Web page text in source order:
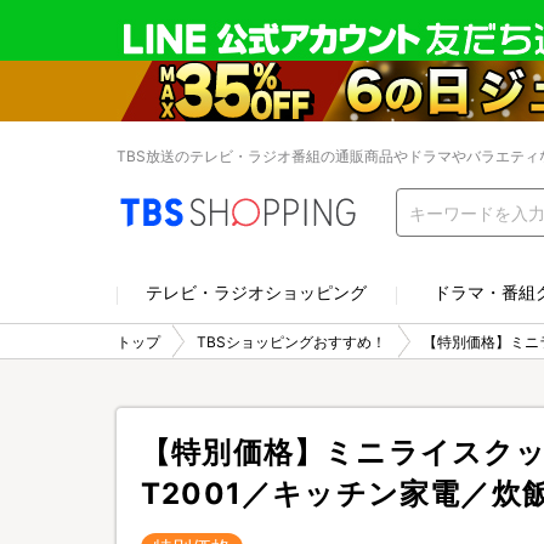
TBS放送のテレビ・ラジオ番組の通販商品やドラマやバラエテ
テレビ・ラジオショッピング ドラマ・番組
トップ TBSショッピングおすすめ！ 【特別価格】ミ
【特別価格】ミニライスク
T2001／キッチン家電／炊